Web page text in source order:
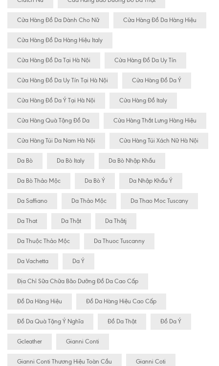
Cửa Hàng Đồ Da Dành Cho Nữ Cửa Hàng Đồ Da Hàng Hiệu
Cửa Hàng Đồ Da Hàng Hiệu Italy
Cửa Hàng Đồ Da Tại Hà Nội Cửa Hàng Đồ Da Uy Tín
Cửa Hàng Đồ Da Uy Tín Tại Hà Nội Cửa Hàng Đồ Da Ý
Cửa Hàng Đồ Da Ý Tại Hà Nội Cửa Hàng Đồ Italy
Cửa Hàng Quà Tặng Đồ Da Cửa Hàng Thắt Lưng Hàng Hiệu
Cửa Hàng Túi Da Nam Hà Nội Cửa Hàng Túi Xách Nữ Hà Nội
Da Bò Da Bò Italy Da Bò Nhập Khẩu
Da Bò Thảo Mộc Da Bò Ý Da Nhập Khẩu Ý
Da Saffiano Da Thảo Mộc Da Thao Moc Tuscany
Da That Da Thật Da Thâtj
Da Thuộc Thảo Mộc Da Thuoc Tuscanny
Da Vachetta Da Ý
Địa Chỉ Sữa Chữa Bão Dưỡng Đồ Da Cao Cấp
Đồ Da Hàng Hiệu Đồ Da Hàng Hiệu Cao Cấp
Đồ Da Quà Tặng Ý Nghĩa Đồ Da Thật Đồ Da Ý
Gcleather Gianni Conti
Gianni Conti Thương Hiệu Toàn Cầu Gianni Coti